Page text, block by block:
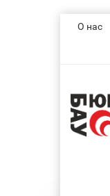
О нас